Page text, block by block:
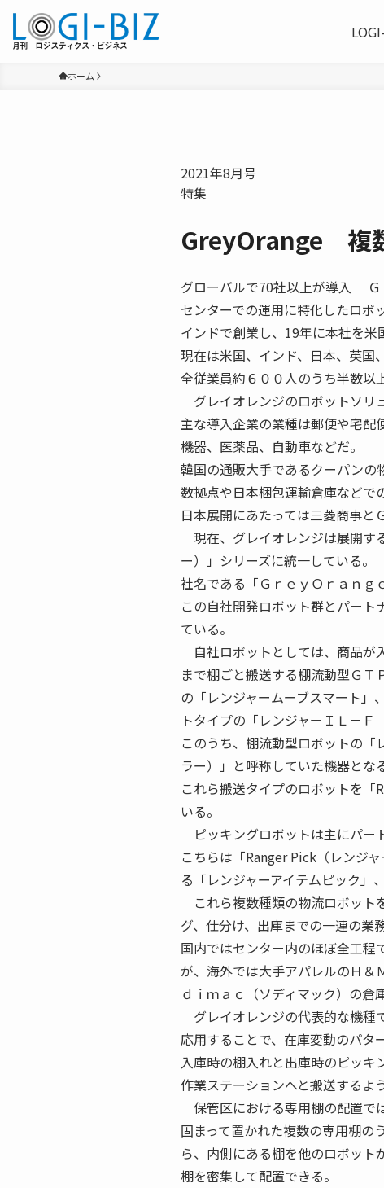
ホーム
2021年8月号
特集
GreyOrange 複
グローバルで70社以上が導入 Ｇ
センターでの運用に特化したロボ
インドで創業し、19年に本社を米
現在は米国、インド、日本、英国
全従業員約６００人のうち半数以
グレイオレンジのロボットソリ
主な導入企業の業種は郵便や宅配
機器、医薬品、自動車などだ。
韓国の通販大手であるクーパンの
数拠点や日本梱包運輸倉庫などで
日本展開にあたっては三菱商事と
現在、グレイオレンジは展開す
ー）」シリーズに統一している。
社名である「ＧｒｅｙＯｒａｎｇ
この自社開発ロボット群とパー
ている。
自社ロボットとしては、商品が
まで棚ごと搬送する棚流動型Ｇ
の「レンジャームーブスマート」
トタイプの「レンジャーＩＬ－Ｆ
このうち、棚流動型ロボットの
ラー）」と呼称していた機器とな
これら搬送タイプのロボットを
いる。
ピッキングロボットは主にパー
こちらは「Ranger Pick（レンジ
る「レンジャーアイテムピック」
これら複数種類の物流ロボット
グ、仕分け、出庫までの一連の業
国内ではセンター内のほぼ全工
が、海外では大手アパレルのＨ＆
ｄｉｍａｃ（ソディマック）の倉
グレイオレンジの代表的な機種
応用することで、在庫変動のパタ
入庫時の棚入れと出庫時のピッ
作業ステーションへと搬送するよ
保管区における専用棚の配置で
固まって置かれた複数の専用棚の
ら、内側にある棚を他のロボッ
棚を密集して配置できる。